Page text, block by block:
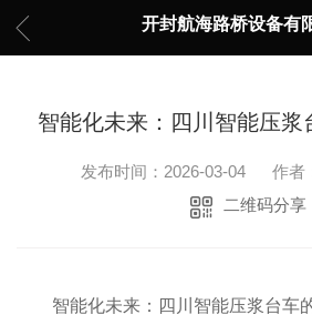
开封航海路桥设备有
智能化未来：四川智能压浆
发布时间：2026-03-04 作者
二维码分享
智能化未来：四川智能压浆台车